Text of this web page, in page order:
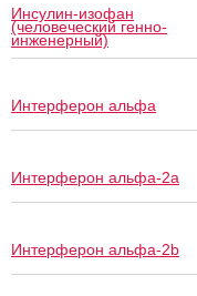
Инсулин-изофан
(человеческий генно-
инженерный)
Интерферон альфа
Интерферон альфа-2a
Интерферон альфа-2b